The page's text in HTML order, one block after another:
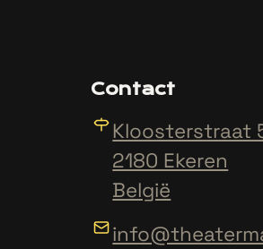
Contact
Kloosterstraat
2180 Ekeren
België